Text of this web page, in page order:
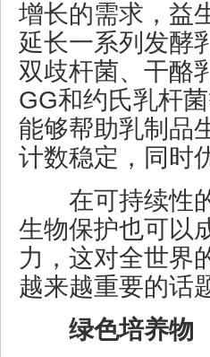
增长的需求，益
延长一系列发酵
双歧杆菌、干酪
GG和约氏乳杆
能够帮助乳制品
计数稳定，同时
在可持续性的
生物保护也可以
力，这对全世界
越来越重要的话
绿色培养物